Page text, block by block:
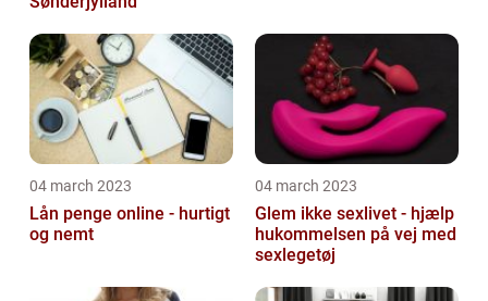
04 march 2023
Lån penge online - hurtigt
og nemt
04 march 2023
Glem ikke sexlivet - hjælp
hukommelsen på vej med
sexlegetøj